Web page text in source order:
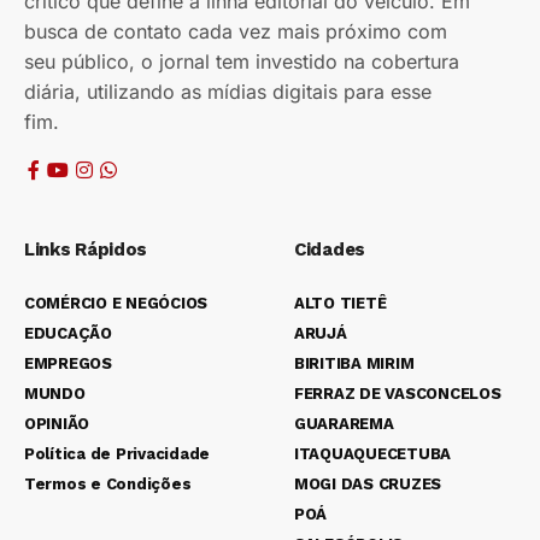
busca de contato cada vez mais próximo com
seu público, o jornal tem investido na cobertura
diária, utilizando as mídias digitais para esse
fim.
Links Rápidos
COMÉRCIO E NEGÓCIOS
EDUCAÇÃO
EMPREGOS
MUNDO
OPINIÃO
Política de Privacidade
Termos e Condições
Cidades
ALTO TIETÊ
ARUJÁ
BIRITIBA MIRIM
FERRAZ DE VASCONCELOS
GUARAREMA
ITAQUAQUECETUBA
MOGI DAS CRUZES
POÁ